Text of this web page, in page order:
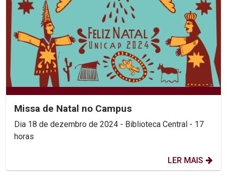
Missa de Natal no Campus
Dia 18 de dezembro de 2024 - Biblioteca Central - 17
horas
LER MAIS